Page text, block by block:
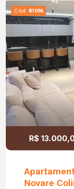
Climatizada; Deck
prevista para
Cód. 81096
R$
Novare